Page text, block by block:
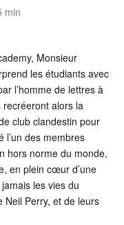
min
Monsieur
les étudiants avec
l’homme de lettres à
alors la
club clandestin pour
l’un des membres
hors norme du monde,
en plein cœur d’une
les vies du
Neil Perry, et de leurs